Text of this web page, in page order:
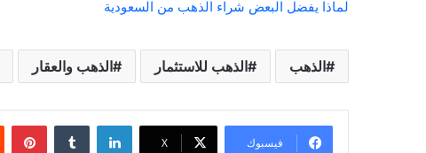
لماذا يفضل البعض شراء الذهب من السعودية
الذهب الذهب للاستثمار الذهب والعقار
فيسبوك ‫X
لينكدإن